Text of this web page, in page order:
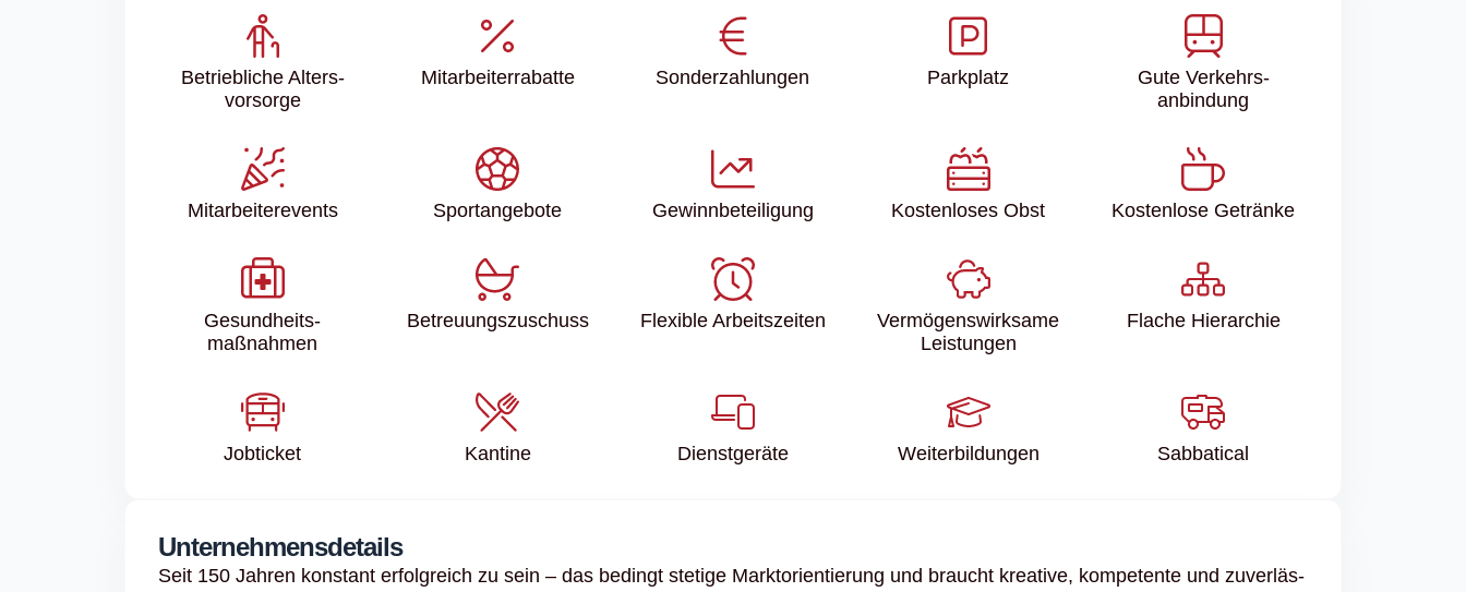
Betriebliche Alters­
vorsorge
Mitarbeiter­rabatte Sonder­zahlungen Parkplatz
Gute Verkehrs­
anbindung
Mitarbeiter­events Sport­angebote Gewinn­beteiligung Kostenloses Obst Kostenlose Getränke
Gesundheits­
maßnahmen
Betreuungs­zuschuss Flexible Arbeitszeiten
Vermögenswirksame
Leistungen
Flache Hierarchie
Jobticket Kantine Dienstgeräte Weiter­bildungen Sabbatical
Unternehmensdetails
Seit 150 Jahren konstant erfolg­reich zu sein – das bedingt stetige Markt­ori­en­tie­rung und braucht krea­tive, kompe­tente und zuver­läs­